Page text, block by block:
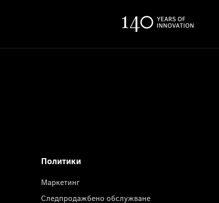
Политики
Маркетинг
Следпродажбено обслужване